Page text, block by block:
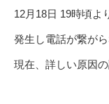
12月18日 19時頃よ
発生し電話が繋が
現在、詳しい原因